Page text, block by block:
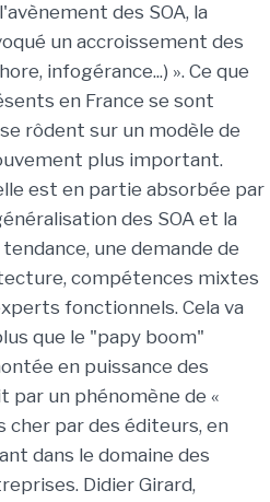
des SOA, la
un accroissement des
infogérance...) ». Ce que
en France se sont
rôdent sur un modèle de
plus important.
est en partie absorbée par
des SOA et la
une demande de
compétences mixtes
fonctionnels. Cela va
que le "papy boom"
en puissance des
un phénomène de «
cher par des éditeurs, en
dans le domaine des
Didier Girard,